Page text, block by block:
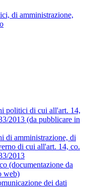
di amministrazione,
politici di cui all'art. 14,
2013 (da pubblicare in
di amministrazione, di
di cui all'art. 14, co.
2013
(documentazione da
web)
dei dati